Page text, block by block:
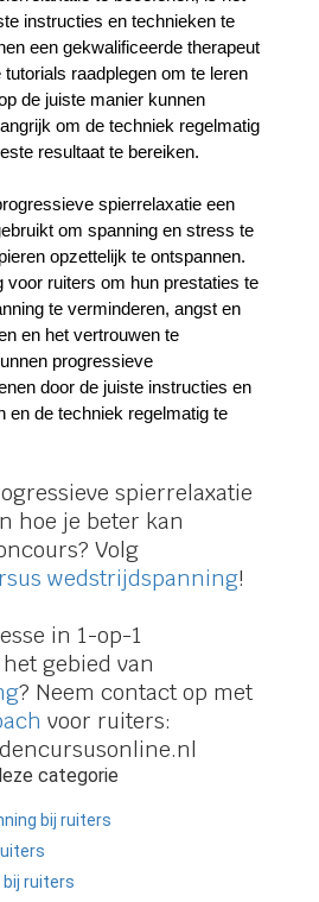
instructies en technieken te
een gekwalificeerde therapeut
tutorials raadplegen om te leren
de juiste manier kunnen
om de techniek regelmatig
resultaat te bereiken.
spierrelaxatie een
om spanning en stress te
opzettelijk te ontspannen.
voor ruiters om hun prestaties te
te verminderen, angst en
en het vertrouwen te
progressieve
door de juiste instructies en
en de techniek regelmatig te
spierrelaxatie
hoe je beter kan
Volg
wedstrijdspanning!
in 1-op-1
gebied van
? Neem contact op met
voor ruiters:
categorie
bij ruiters
ruiters